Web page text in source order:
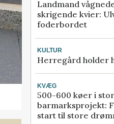
Landmand
skrigende kvier:
foderbordet
KULTUR
Herregård holder
KVÆG
500-600 køer i
barmarksprojekt:
start til store